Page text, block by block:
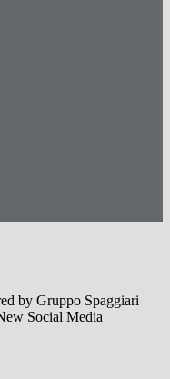
by Gruppo Spaggiari
Social Media